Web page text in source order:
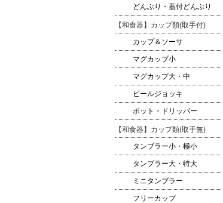
どんぶり・蓋付どんぶり
【和食器】カップ類(取手付)
カップ＆ソーサ
マグカップ小
マグカップ大・中
ビールジョッキ
ポット・ドリッパー
【和食器】カップ類(取手無)
タンブラー小・極小
タンブラー大・特大
ミニタンブラー
フリーカップ